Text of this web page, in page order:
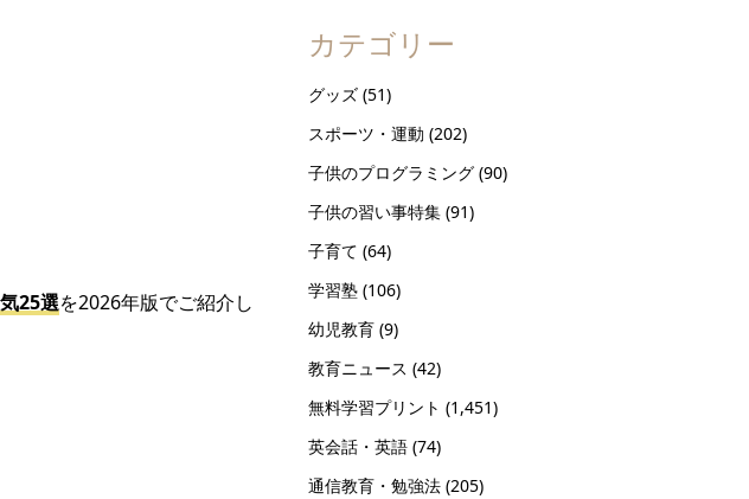
25選を2026年版でご紹介し
カテゴリー
グッズ (51)
スポーツ・運動 (202)
子供のプログラミング (90)
子供の習い事特集 (91)
子育て (64)
学習塾 (106)
幼児教育 (9)
教育ニュース (42)
無料学習プリント (1,451)
英会話・英語 (74)
通信教育・勉強法 (205)